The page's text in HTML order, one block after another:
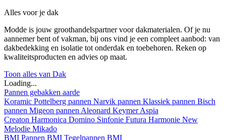
Alles voor je dak
Modde is jouw groothandelspartner voor dakmaterialen. Of je nu
aannemer bent of vakman, bij ons vind je een compleet aanbod: van
dakbedekking en isolatie tot onderdak en toebehoren. Reken op
kwaliteitsproducten en advies op maat.
Toon alles van Dak
Loading...
Pannen gebakken aarde
Koramic Pottelberg pannen Narvik pannen Klassiek pannen Bisch
pannen Migeon pannen Aleonard KeymerAspia
Creaton Harmonica Domino Sinfonie Futura Harmonie New
Melodie Mikado
BMI Pannen BMI Tegelpannen BMI